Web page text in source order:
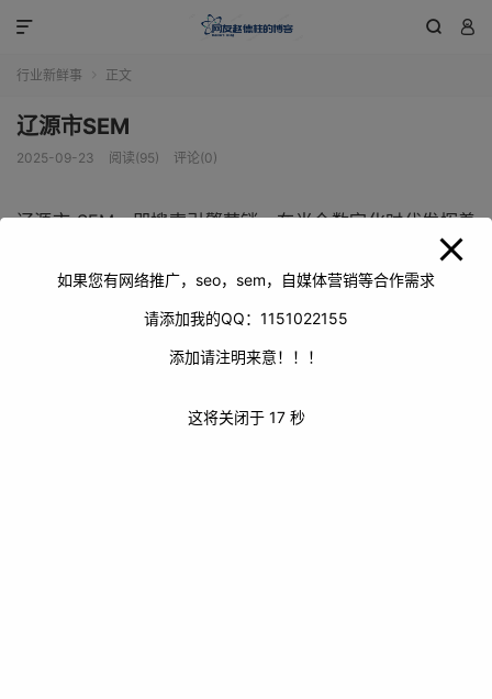
 

行业新鲜事 正文
辽源市SEM
2025-09-23 阅读(95) 评论(0)
辽源市 SEM，即搜索引擎营销，在当今数字化时代发挥着
至关重要的作用。它通过对搜索引擎的优化和广告投放，帮
助企业提升在线 visibility（可见度），吸引潜在客户，促
如果您有网络推广，seo，sem，自媒体营销等合作需求
请添加我的QQ：1151022155
添加请注明来意！！！
这将关闭于 17秒